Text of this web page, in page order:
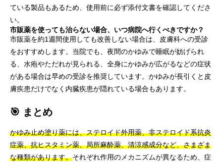
ている製品もあるため、使用前に必ず添付文書を確認してくださ
い。
市販薬を使っても治らない場合、いつ病院へ行くべきですか？
市販薬を約1週間使用しても改善しない場合は、皮膚科への受診
をおすすめします。当院でも、夜間のかゆみで睡眠が妨げられ
る、水疱やただれが見られる、全身にかゆみが広がるなどの症状
がある場合は早めの受診を推奨しています。かゆみが長引くと皮
膚疾患だけでなく内臓疾患が隠れている場合もあります。
🎯 まとめ
かゆみ止め塗り薬には、ステロイド外用薬、非ステロイド系抗炎
症薬、抗ヒスタミン薬、局所麻酔薬、清涼感成分など、さまざま
な種類があります。それぞれ作用のメカニズムが異なるため、症